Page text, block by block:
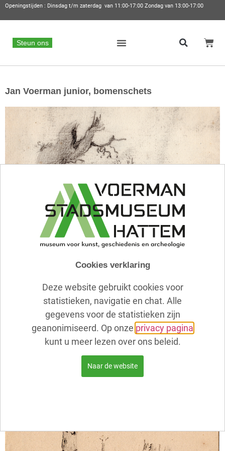
Openingstijden : Dinsdag t/m zaterdag van 11:00-17:00 Zondag van 13:00-17:00
Steun ons
Jan Voerman junior, bomenschets
Cookies verklaring
Deze website gebruikt cookies voor
statistieken, navigatie en chat. Alle
gegevens voor de statistieken zijn
geanonimiseerd. Op onze privacy pagina
kunt u meer lezen over ons beleid.
Naar de website